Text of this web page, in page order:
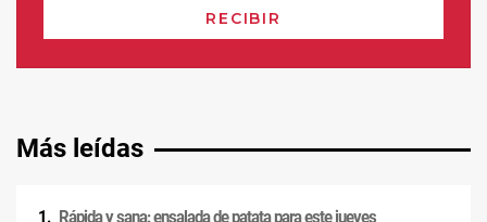
Más leídas